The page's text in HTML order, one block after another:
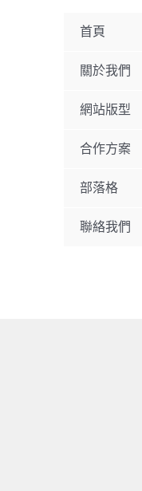
首頁
關於我們
網站版型
合作方案
部落格
聯絡我們